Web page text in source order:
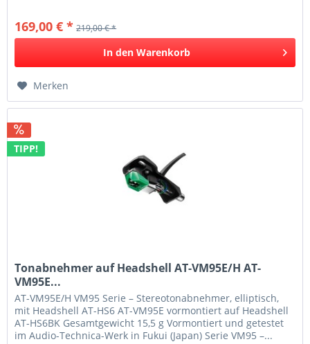
169,00 € * 219,00 € *
In den Warenkorb
Merken
TIPP!
Tonabnehmer auf Headshell AT-VM95E/H AT-
VM95E...
AT-VM95E/H VM95 Serie – Stereotonabnehmer, elliptisch,
mit Headshell AT-HS6 AT-VM95E vormontiert auf Headshell
AT-HS6BK Gesamtgewicht 15,5 g Vormontiert und getestet
im Audio-Technica-Werk in Fukui (Japan) Serie VM95 –...